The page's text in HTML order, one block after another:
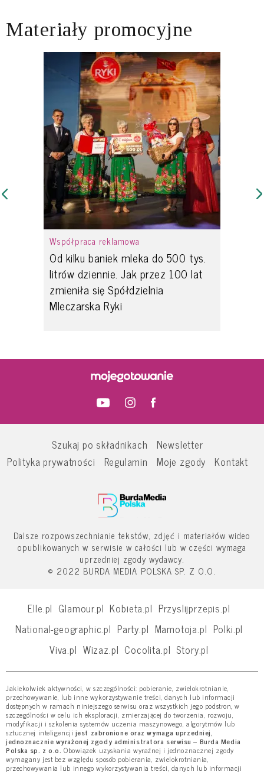
Materiały promocyjne
Współpraca reklamowa
Od kilku baniek mleka do 500 tys.
litrów dziennie. Jak przez 100 lat
zmieniła się Spółdzielnia
Mleczarska Ryki
Szukaj po składnikach
Newsletter
Polityka prywatności
Regulamin Moje zgody Kontakt
Dalsze rozpowszechnianie tekstów, zdjęć i materiałów wideo
opublikowanych w serwisie w całości lub w części wymaga
uprzedniej zgody wydawcy.
© 2022 BURDA MEDIA POLSKA SP. Z O.O.
Elle.pl Glamour.pl Kobieta.pl Przyslijprzepis.pl
National-geographic.pl Party.pl Mamotoja.pl Polki.pl
Viva.pl Wizaz.pl Cocolita.pl Story.pl
Jakiekolwiek aktywności, w szczególności: pobieranie, zwielokrotnianie,
przechowywanie, lub inne wykorzystywanie treści, danych lub informacji
dostępnych w ramach niniejszego serwisu oraz wszystkich jego podstron, w
szczególności w celu ich eksploracji, zmierzającej do tworzenia, rozwoju,
modyfikacji i szkolenia systemów uczenia maszynowego, algorytmów lub
sztucznej inteligencji jest zabronione oraz wymaga uprzedniej,
jednoznacznie wyrażonej zgody administratora serwisu – Burda Media
Polska sp. z o.o. Obowiązek uzyskania wyraźnej i jednoznacznej zgody
wymagany jest bez względu sposób pobierania, zwielokrotniania,
przechowywania lub innego wykorzystywania treści, danych lub informacji